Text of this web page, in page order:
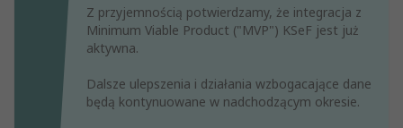
Z przyjemnością potwierdzamy, że integracja z
Minimum Viable Product ("MVP") KSeF jest już
aktywna.
Dalsze ulepszenia i działania wzbogacające dane
będą kontynuowane w nadchodzącym okresie.